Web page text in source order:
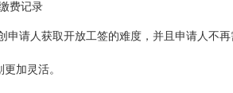
费记录
申请人获取开放工签的难度，并且申请人不
加灵活。